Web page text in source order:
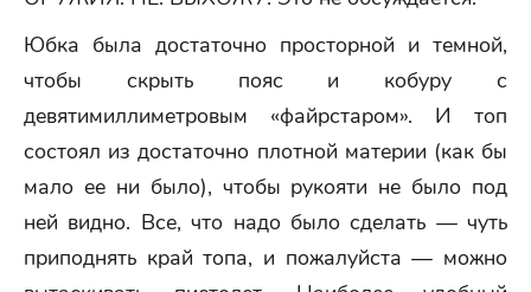
Юбка была достаточно просторной и темной,
чтобы скрыть пояс и кобуру с
девятимиллиметровым «файрстаром». И топ
состоял из достаточно плотной материи (как бы
мало ее ни было), чтобы рукояти не было под
ней видно. Все, что надо было сделать — чуть
приподнять край топа, и пожалуйста — можно